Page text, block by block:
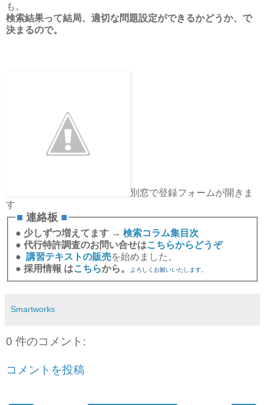
も。
検索結果って結局、適切な問題設定ができるかどうか、で
決まるので。
別窓で登録フォームが開きま
す
■ 連絡板 ■
● 少しずつ増えてます → 検索コラム集目次
● 代行特許調査のお問い合せはこちらからどうぞ
● 講習テキストの販売を始めました。
● 採用情報 はこちらから。 よろしくお願いいたします。
Smartworks
0 件のコメント:
コメントを投稿